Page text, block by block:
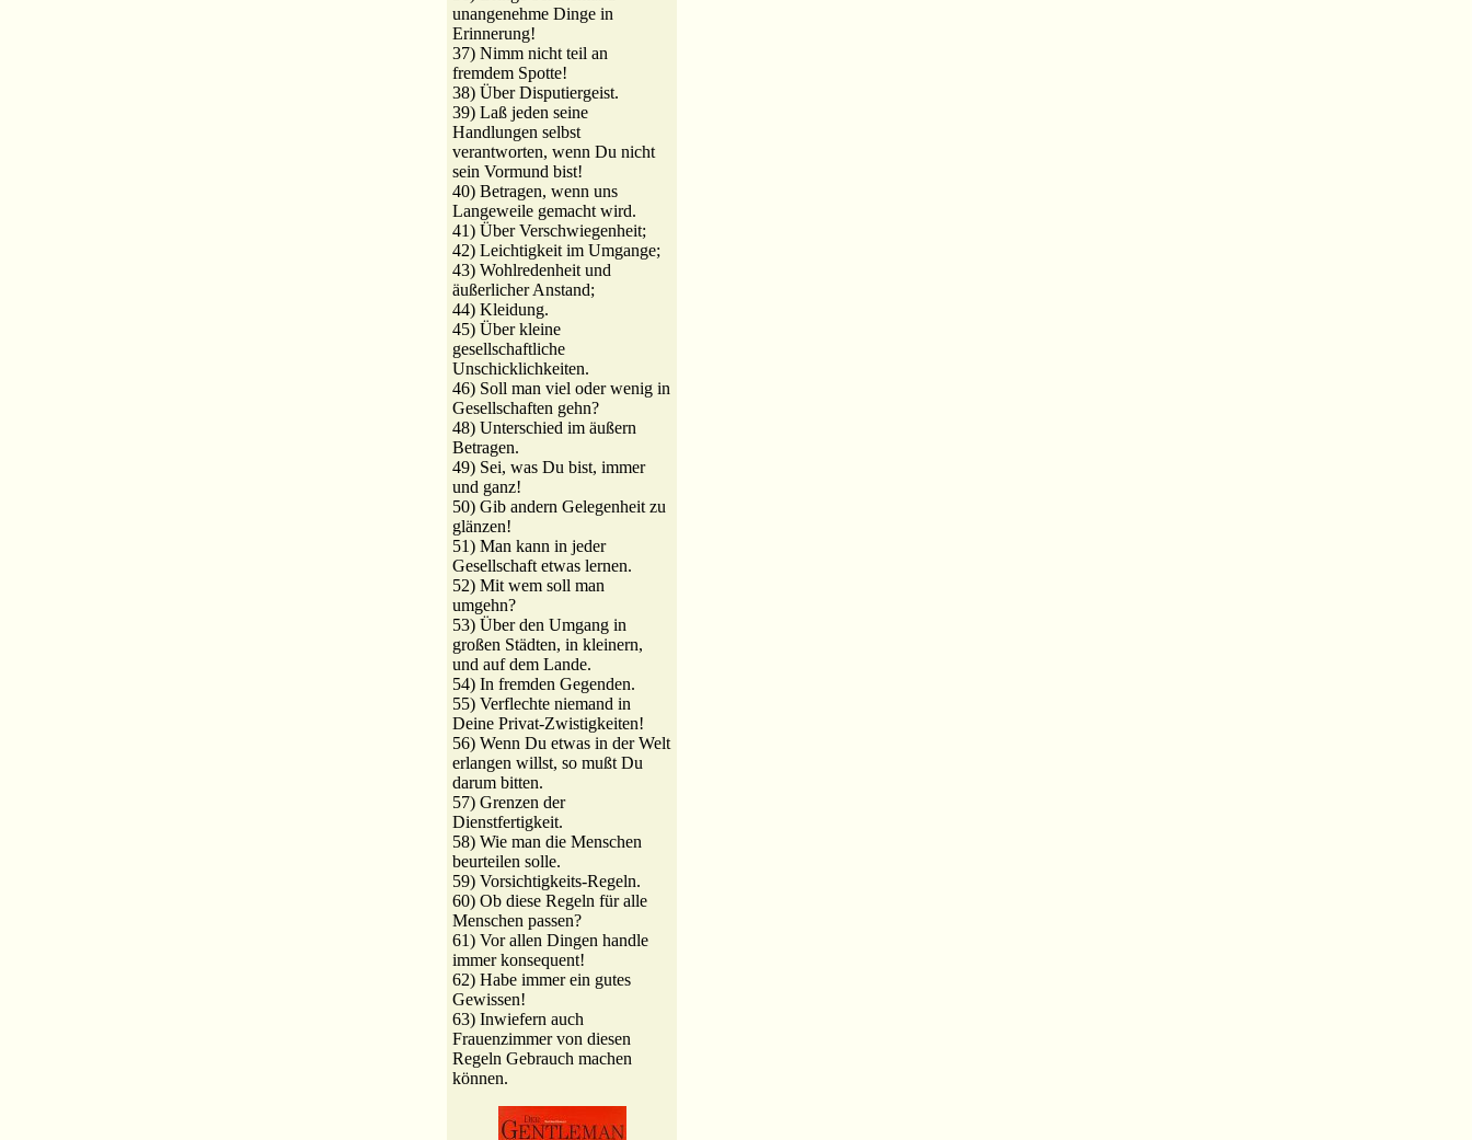
unangenehme Dinge in
Erinnerung!
37) Nimm nicht teil an
fremdem Spotte!
38) Über Disputiergeist.
39) Laß jeden seine
Handlungen selbst
verantworten, wenn Du nicht
sein Vormund bist!
40) Betragen, wenn uns
Langeweile gemacht wird.
41) Über Verschwiegenheit;
42) Leichtigkeit im Umgange;
43) Wohlredenheit und
äußerlicher Anstand;
44) Kleidung.
45) Über kleine
gesellschaftliche
Unschicklichkeiten.
46) Soll man viel oder wenig in
Gesellschaften gehn?
48) Unterschied im äußern
Betragen.
49) Sei, was Du bist, immer
und ganz!
50) Gib andern Gelegenheit zu
glänzen!
51) Man kann in jeder
Gesellschaft etwas lernen.
52) Mit wem soll man
umgehn?
53) Über den Umgang in
großen Städten, in kleinern,
und auf dem Lande.
54) In fremden Gegenden.
55) Verflechte niemand in
Deine Privat-Zwistigkeiten!
56) Wenn Du etwas in der Welt
erlangen willst, so mußt Du
darum bitten.
57) Grenzen der
Dienstfertigkeit.
58) Wie man die Menschen
beurteilen solle.
59) Vorsichtigkeits-Regeln.
60) Ob diese Regeln für alle
Menschen passen?
61) Vor allen Dingen handle
immer konsequent!
62) Habe immer ein gutes
Gewissen!
63) Inwiefern auch
Frauenzimmer von diesen
Regeln Gebrauch machen
können.